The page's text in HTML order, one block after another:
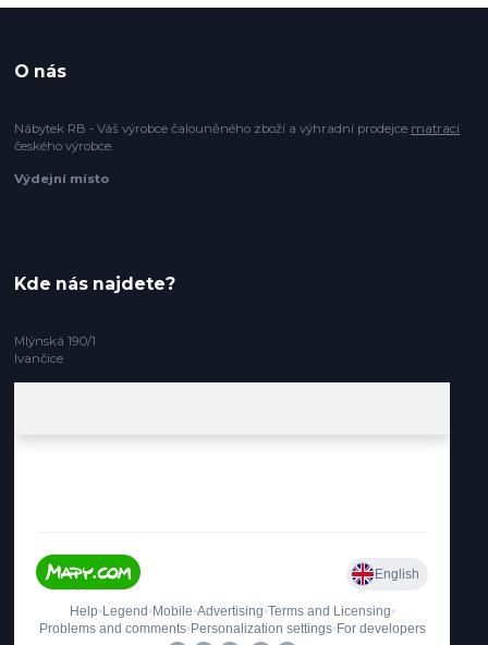
O nás
Nábytek RB - Váš výrobce čalouněného zboží a výhradní prodejce matrací
českého výrobce.
Výdejní místo
Kde nás najdete?
Mlýnská 190/1
Ivančice